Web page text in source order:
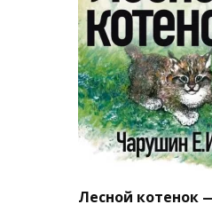
Лесной котенок